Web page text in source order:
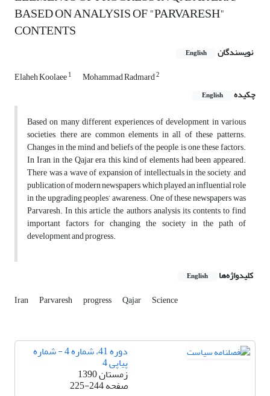
BASED ON ANALYSIS OF "PARVARESH"
CONTENTS
نویسندگان English
Elaheh Koolaee1 Mohammad Radmard2
چکیده English
Based on many different experiences of development in various
societies, there are common elements in all of these patterns.
Changes in the mind and beliefs of the people, is one these factors.
In Iran, in the Qajar era, this kind of elements had been appeared.
There was a wave of expansion of intellectuals in the society, and
publication of modern newspapers, which played an influential role
in the upgrading peoples’ awareness. One of these newspapers was
Parvaresh. In this article, the authors analysis its contents to find
important factors for changing the society in the path of
development and progress.
کلیدواژه‌ها English
Iran Parvaresh progress Qajar Science
دوره 41، شماره 4 - شماره
پیاپی 4
زمستان 1390
صفحه225-244